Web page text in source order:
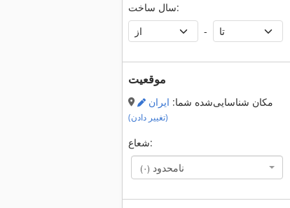
سال ساخت:
-
موقعیت
مکان شناسایی‌شده شما: ایران
(تغییر دادن)
شعاع:
نامحدود (۰)